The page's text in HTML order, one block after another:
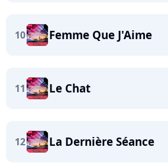
10 Femme Que J'Aime
11 Le Chat
12 La Dernière Séance